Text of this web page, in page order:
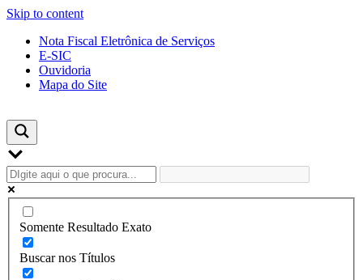
Skip to content
Nota Fiscal Eletrônica de Serviços
E-SIC
Ouvidoria
Mapa do Site
Somente Resultado Exato
Buscar nos Títulos